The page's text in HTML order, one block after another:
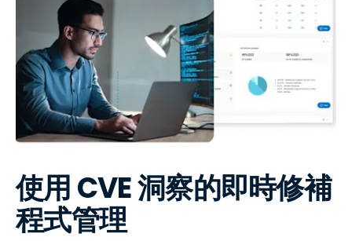
使用 CVE 洞察的即時修補
程式管理